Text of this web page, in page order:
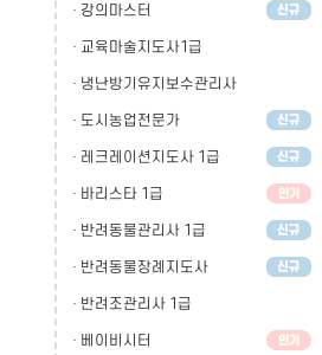
· 강의마스터
· 교육마술지도사1급
· 냉난방기유지보수관리사
· 도시농업전문가
· 레크레이션지도사 1급
· 바리스타 1급
· 반려동물관리사 1급
· 반려동물장례지도사
· 반려조관리사 1급
· 베이비시터